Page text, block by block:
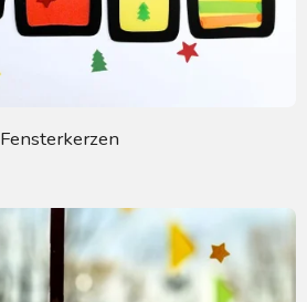
Fensterkerzen